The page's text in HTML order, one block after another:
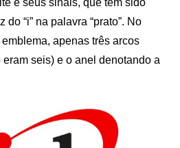
“i” na palavra “prato”. No
apenas três arcos
seis) e o anel denotando a